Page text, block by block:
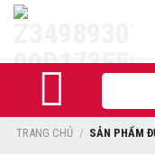
Skip
kiếm:
TRANG CHỦ / SẢN PHẨM